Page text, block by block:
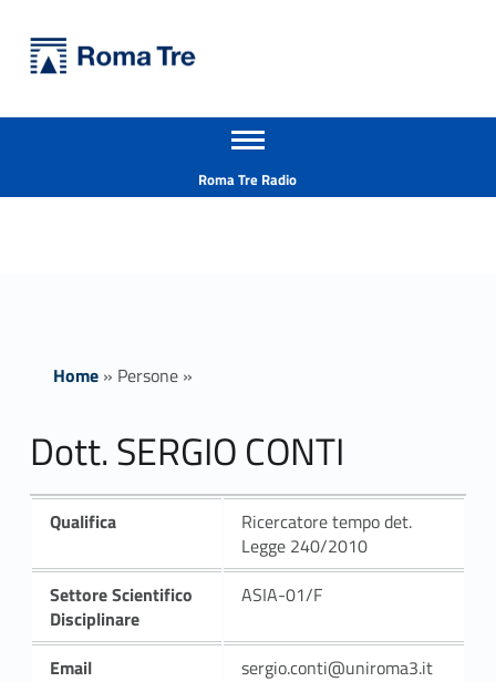
Dott. SERGIO CONTI insegnamenti - Università Roma Tre
Apri il menu secondario
Roma Tre Radio
Home» Persone»
Dott. SERGIO CONTI
Qualifica
Ricercatore tempo det.
Legge 240/2010
Settore Scientifico
Disciplinare
ASIA-01/F
Email
sergio.conti@uniroma3.it